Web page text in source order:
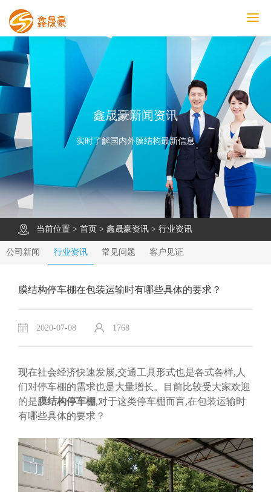
鑫晟豪首页
产品中心
工程案例
膜结构车棚
污水池反吊膜加盖
鑫晟豪资讯
关于鑫晟豪
联系鑫晟豪
鑫晟豪新闻资讯
实时了解国内外膜结构最新信息
当前位置 > 首页 > 鑫晟豪资讯 > 行业资讯
公司新闻 行业资讯 常见问题 客户见证
膜结构停车棚在包装运输时有哪些具体的要求？
2020-07-08 1768
现在社会经济快速发展,交通工具形式也是各式各样,人
们对停车棚的需求也是大量增长。目前比较受大家欢迎
的是膜结构停车棚,对于这类停车棚而言,在包装运输时
有哪些具体的要求？